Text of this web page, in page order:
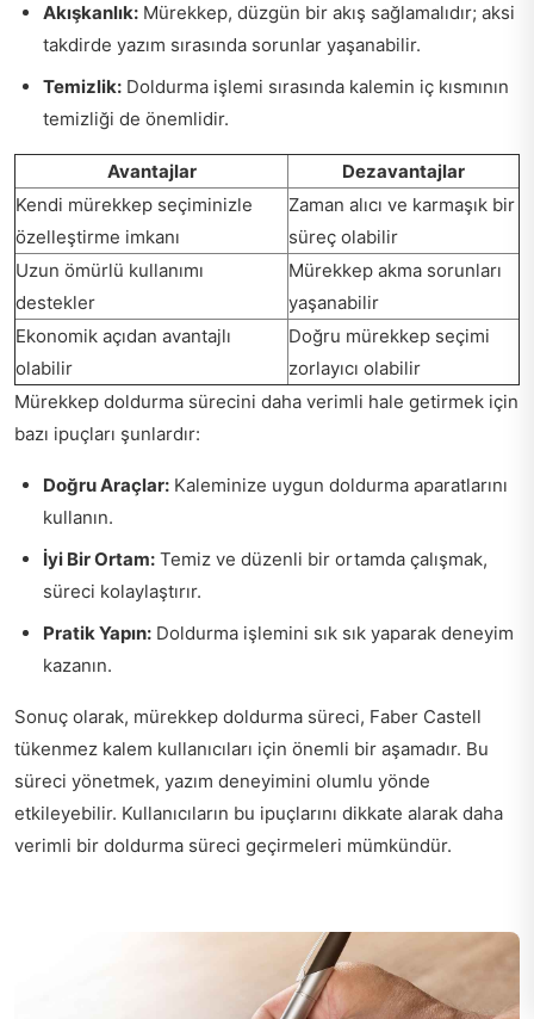
Akışkanlık: Mürekkep, düzgün bir akış sağlamalıdır; aksi
takdirde yazım sırasında sorunlar yaşanabilir.
Temizlik: Doldurma işlemi sırasında kalemin iç kısmının
temizliği de önemlidir.
Avantajlar
Dezavantajlar
Kendi mürekkep seçiminizle
özelleştirme imkanı
Zaman alıcı ve karmaşık bir
süreç olabilir
Uzun ömürlü kullanımı
destekler
Mürekkep akma sorunları
yaşanabilir
Ekonomik açıdan avantajlı
olabilir
Doğru mürekkep seçimi
zorlayıcı olabilir
Mürekkep doldurma sürecini daha verimli hale getirmek için
bazı ipuçları şunlardır:
Doğru Araçlar: Kaleminize uygun doldurma aparatlarını
kullanın.
İyi Bir Ortam: Temiz ve düzenli bir ortamda çalışmak,
süreci kolaylaştırır.
Pratik Yapın: Doldurma işlemini sık sık yaparak deneyim
kazanın.
Sonuç olarak, mürekkep doldurma süreci, Faber Castell
tükenmez kalem kullanıcıları için önemli bir aşamadır. Bu
süreci yönetmek, yazım deneyimini olumlu yönde
etkileyebilir. Kullanıcıların bu ipuçlarını dikkate alarak daha
verimli bir doldurma süreci geçirmeleri mümkündür.